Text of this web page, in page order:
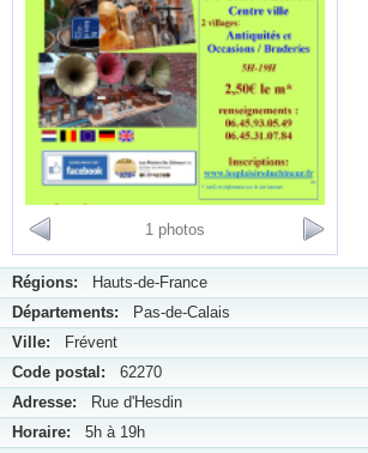
1 photos
Régions: Hauts-de-France
Départements: Pas-de-Calais
Ville: Frévent
Code postal: 62270
Adresse: Rue d'Hesdin
Horaire: 5h à 19h